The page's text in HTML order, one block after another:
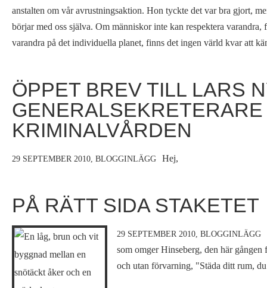
anstalten om vår avrustningsaktion. Hon tyckte det var bra gjort,
börjar med oss själva. Om människor inte kan respektera varandra,
varandra på det individuella planet, finns det ingen värld kvar att
ÖPPET BREV TILL LARS
GENERALSEKRETERARE
KRIMINALVÅRDEN
29 SEPTEMBER 2010, BLOGGINLÄGG Hej,
PÅ RÄTT SIDA STAKETET
29 SEPTEMBER 2010, BLOGGINLÄGG
som omger Hinseberg, den här
och utan förvarning, "Städa ditt rum,